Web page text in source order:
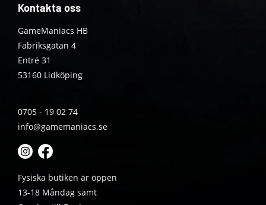
Kontakta oss
GameManiacs HB
Fabriksgatan 4
Entré 31
53160 Lidköping
0705 - 19 02 74
info@gamemaniacs.se
Fysiska butiken är öppen
13-18 Måndag samt